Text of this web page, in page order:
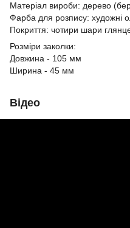
Матеріал вироби: дерево
Фарба для розпису: художні
Покриття: чотири шари
Розміри заколки:
Довжина - 105 мм
Ширина - 45 мм
Відео